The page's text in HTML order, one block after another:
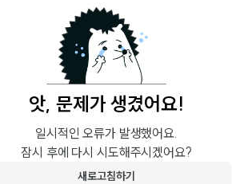
앗, 문제가 생겼어요!
일시적인 오류가 발생했어요.
잠시 후에 다시 시도해주시겠어요?
새로고침하기